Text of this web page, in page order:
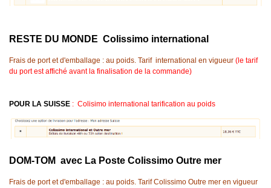
RESTE DU MONDE Colissimo international
Frais de port et d'emballage : au poids. Tarif international en vigueur (le tarif
du port est affiché avant la finalisation de la commande)
POUR LA SUISSE : Colisimo international tarification au poids
DOM-TOM avec La Poste Colissimo Outre mer
Frais de port et d'emballage : au poids. Tarif Colissimo Outre mer en vigueur